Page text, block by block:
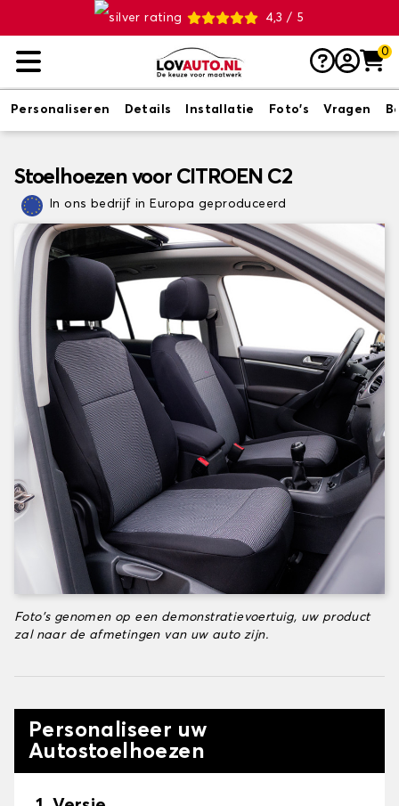
4,3 / 5
0
Personaliseren Details Installatie Foto's Vragen
Stoelhoezen voor CITROEN C2
In ons bedrijf in Europa geproduceerd
Foto's genomen op een demonstratievoertuig, uw product
zal naar de afmetingen van uw auto zijn.
Personaliseer uw
Autostoelhoezen